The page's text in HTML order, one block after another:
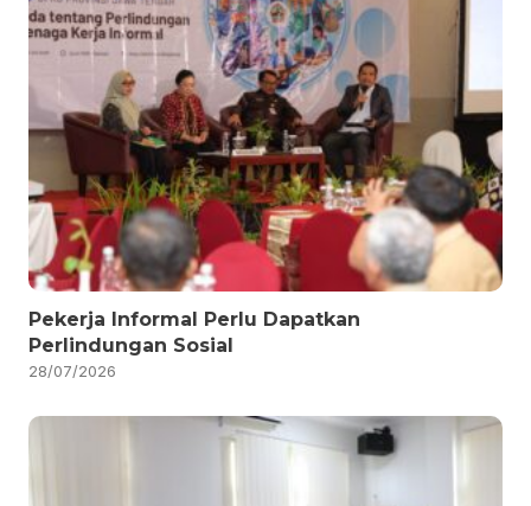
Pekerja Informal Perlu Dapatkan
Perlindungan Sosial
28/07/2026